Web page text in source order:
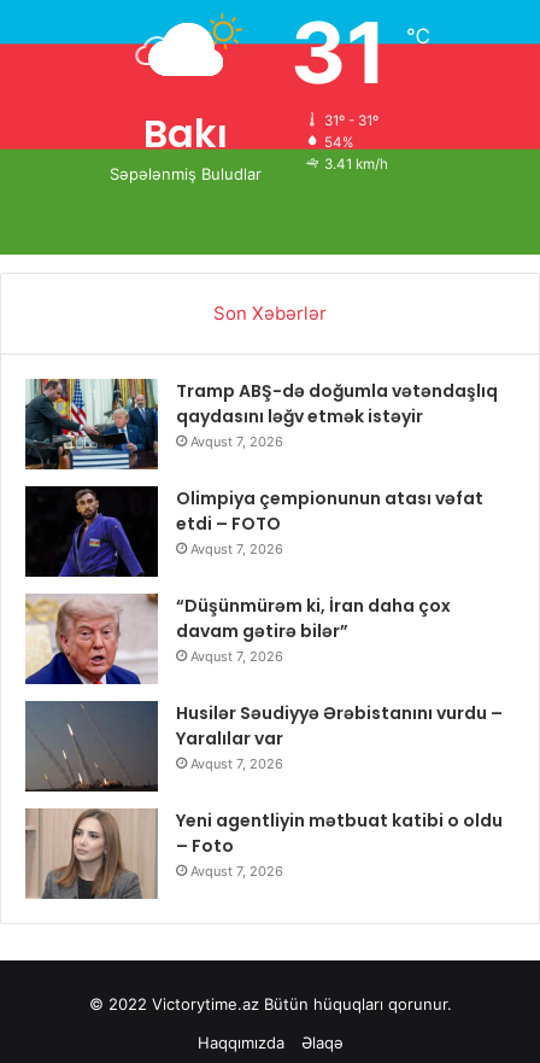
Bakı
Səpələnmiş Buludlar
31℃
31º - 31º
54%
3.41 km/h
Son Xəbərlər
Tramp ABŞ-də doğumla vətəndaşlıq
qaydasını ləğv etmək istəyir
Avqust 7, 2026
Olimpiya çempionunun atası vəfat
etdi – FOTO
Avqust 7, 2026
“Düşünmürəm ki, İran daha çox
davam gətirə bilər”
Avqust 7, 2026
Husilər Səudiyyə Ərəbistanını vurdu –
Yaralılar var
Avqust 7, 2026
Yeni agentliyin mətbuat katibi o oldu
– Foto
Avqust 7, 2026
© 2022 Victorytime.azBütün hüquqları qorunur.
Haqqımızda
Əlaqə